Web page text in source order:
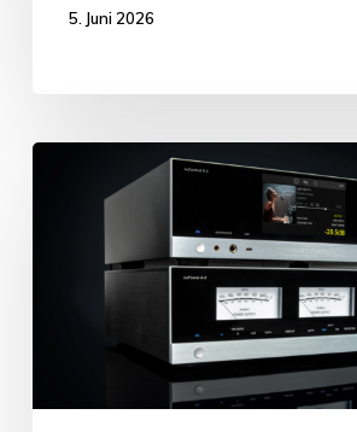
5. Juni 2026